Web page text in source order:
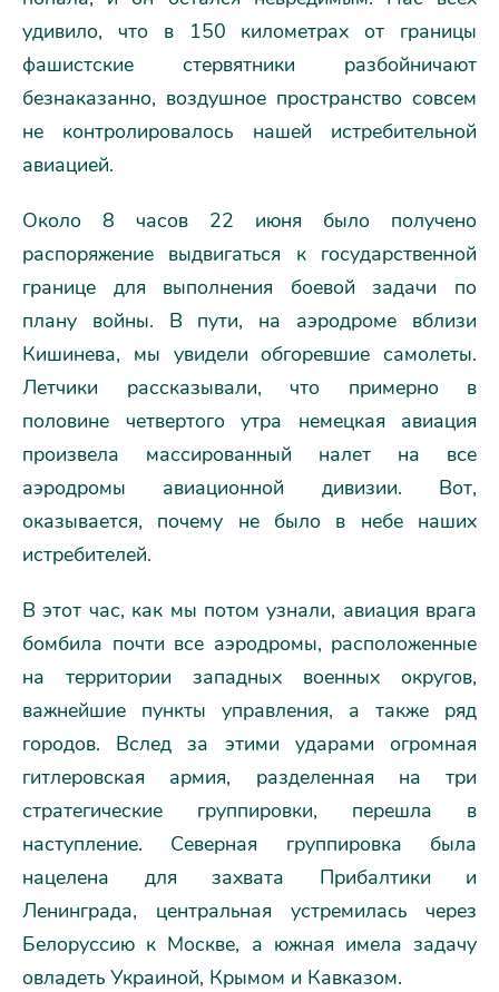
удивило, что в 150 километрах от границы
фашистские стервятники разбойничают
безнаказанно, воздушное пространство совсем
не контролировалось нашей истребительной
авиацией.
Около 8 часов 22 июня было получено
распоряжение выдвигаться к государственной
границе для выполнения боевой задачи по
плану войны. В пути, на аэродроме вблизи
Кишинева, мы увидели обгоревшие самолеты.
Летчики рассказывали, что примерно в
половине четвертого утра немецкая авиация
произвела массированный налет на все
аэродромы авиационной дивизии. Вот,
оказывается, почему не было в небе наших
истребителей.
В этот час, как мы потом узнали, авиация врага
бомбила почти все аэродромы, расположенные
на территории западных военных округов,
важнейшие пункты управления, а также ряд
городов. Вслед за этими ударами огромная
гитлеровская армия, разделенная на три
стратегические группировки, перешла в
наступление. Северная группировка была
нацелена для захвата Прибалтики и
Ленинграда, центральная устремилась через
Белоруссию к Москве, а южная имела задачу
овладеть Украиной, Крымом и Кавказом.